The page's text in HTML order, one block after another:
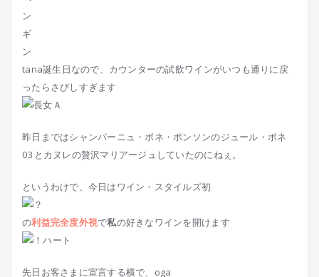
tana誕生日なので、カウンターの試飲ワインがいつも通りに戻
ったらさびしすぎます
昨日まではシャンパーニュ・ボネ・ポンソンのジュール・ボネ
03とカヌレの贅沢マリアージュしていたのにねぇ。
というわけで、今日はワイン・スタイルズ初
の利益完全度外視で私の好きなワインを開けます
先日お客さまに宣言する横で、oga